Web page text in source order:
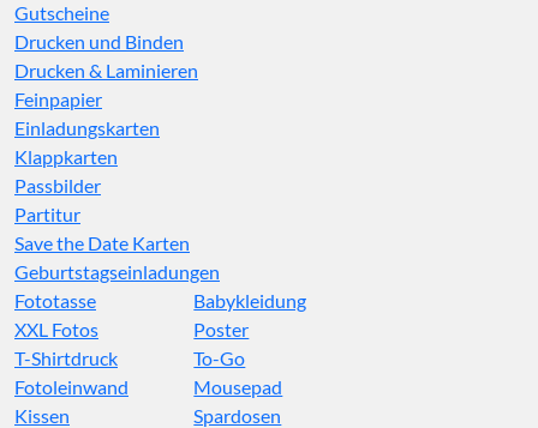
Gutscheine
Drucken und Binden
Drucken & Laminieren
Feinpapier
Einladungskarten
Klappkarten
Passbilder
Partitur
Save the Date Karten
Geburtstagseinladungen
Fototasse
XXL Fotos
T-Shirtdruck
Fotoleinwand
Kissen
Babykleidung
Poster
To-Go
Mousepad
Spardosen